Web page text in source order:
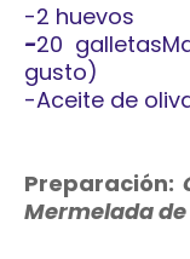
-2 huevos
-20 galletas
gusto)
-Aceite de
Preparación:
Mermelada de